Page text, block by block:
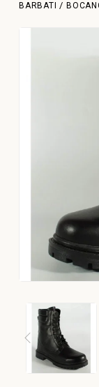
BARBATI